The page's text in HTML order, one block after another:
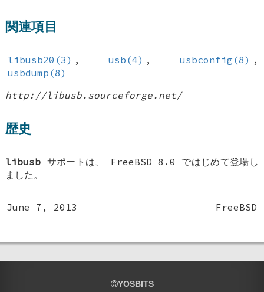
関連項目
libusb20(3) , usb(4) , usbconfig(8) ,
usbdump(8)
http://libusb.sourceforge.net/
歴史
libusb サポートは、 FreeBSD 8.0
ではじめて登場し
ました。
June 7, 2013 FreeBSD
YOSBITS